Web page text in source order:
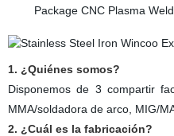
1. ¿Quiénes somos?
Disponemos de 3 compartir
MMA/soldadora de arco, MIG/
2. ¿Cuál es la fabricación?